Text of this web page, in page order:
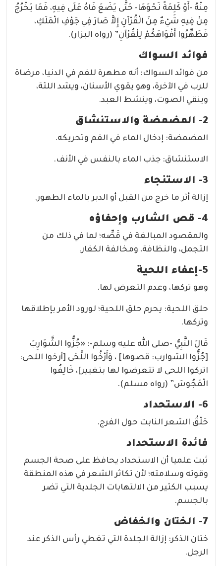
مِنْهُ -أَوْ كَلِمَةً نَحْوَهَا- حَتَّى يَضَعَ فَاهُ عَلَى فِيهِ، فَمَا يَخْرُجُ
مِنْ فِيهِ شَيْءٌ مِنَ الْقُرْآنِ إِلاَّ صَارَ فِي جَوْفِ الْمَلَكِ،
فَطَهِّرُوا أَفْوَاهَكُمْ لِلْقُرْآنِ” (رواه البزار).
فوائد السواك
من فوائد السواك: أنه مطهرة للفم في الدنيا، مرضاة
للرب في الآخرة، وهو يقوي الأسنان، ويشد اللثة،
وينقي الصوت، وينشط العبد.
2- المضمضة والاستنشاق
المضمضة: إدخال الماء في الفم وتحريكه.
الاستنشاق: جذب الماء بالنفس في الأنف.
3- الاستنجاء
إزالة أثر ما خرج من القبل أو الدبر بالماء الطهور.
4- قص الشارب وإحفاؤه
والمقصود المبالغة في قَصِّه؛ لما في ذلك من
التجمل، والنظافة، ومخالفة الكفار.
5-إعفاء اللحية
وهو تركها، وعدم التعرض لها.
حلق اللحية: يحرم حلق اللحية؛ لورود الأمر بإطلاقها
وتركها.
قَالَ النَّبِيُّ -صلى الله عليه وسلم-: «جُزُّوا الشَّوَارِبَ
[جُزُّوا الشوارب: قصوها] ، وَأَرْخُوا اللِّحَى [أرخوا اللحى:
اتركوا اللحى لا تتعرضوا لها بتغيير]، خَالِفُوا
الْمَجُوسَ” (رواه مسلم).
6- الاستحداد
حَلْقُ الشعر النابت حول الفرج.
فائدة الاستحداد
ثبت علميا أن الاستحداد يحافظ على صحة الجسم
وقوته وسلامته؛ لأن تكاثر الشعر في هذه المنطقة
يسبب الكثير من الالتهابات الجلدية التي تضر
بالجسم.
7- الختان والخفاض
ختان الذكر: إزالة الجلدة التي تغطي رأس الذكر عند
الرجل.